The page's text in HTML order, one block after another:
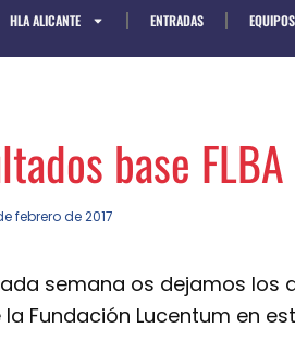
HLA ALICANTE ENTRADAS EQUIPOS
base
febrero de 2017
semana os dejamos los
la Fundación Lucentum en